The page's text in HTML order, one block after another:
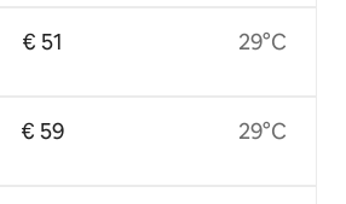
€ 51
€ 59
29°C
29°C